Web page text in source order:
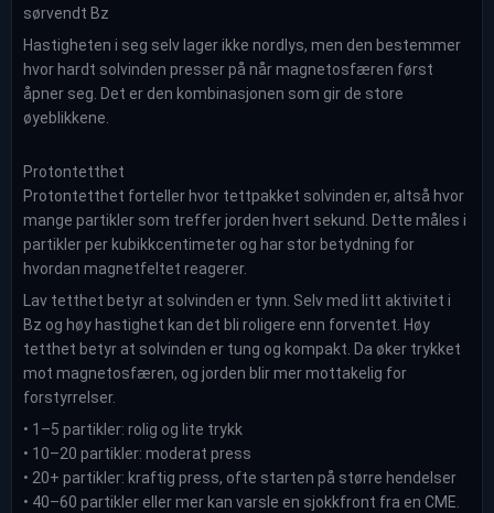
sørvendt Bz
Hastigheten i seg selv lager ikke nordlys, men den bestemmer
hvor hardt solvinden presser på når magnetosfæren først
åpner seg. Det er den kombinasjonen som gir de store
øyeblikkene.
Protontetthet
Protontetthet forteller hvor tettpakket solvinden er, altså hvor
mange partikler som treffer jorden hvert sekund. Dette måles i
partikler per kubikkcentimeter og har stor betydning for
hvordan magnetfeltet reagerer.
Lav tetthet betyr at solvinden er tynn. Selv med litt aktivitet i
Bz og høy hastighet kan det bli roligere enn forventet. Høy
tetthet betyr at solvinden er tung og kompakt. Da øker trykket
mot magnetosfæren, og jorden blir mer mottakelig for
forstyrrelser.
• 1–5 partikler: rolig og lite trykk
• 10–20 partikler: moderat press
• 20+ partikler: kraftig press, ofte starten på større hendelser
• 40–60 partikler eller mer kan varsle en sjokkfront fra en CME.